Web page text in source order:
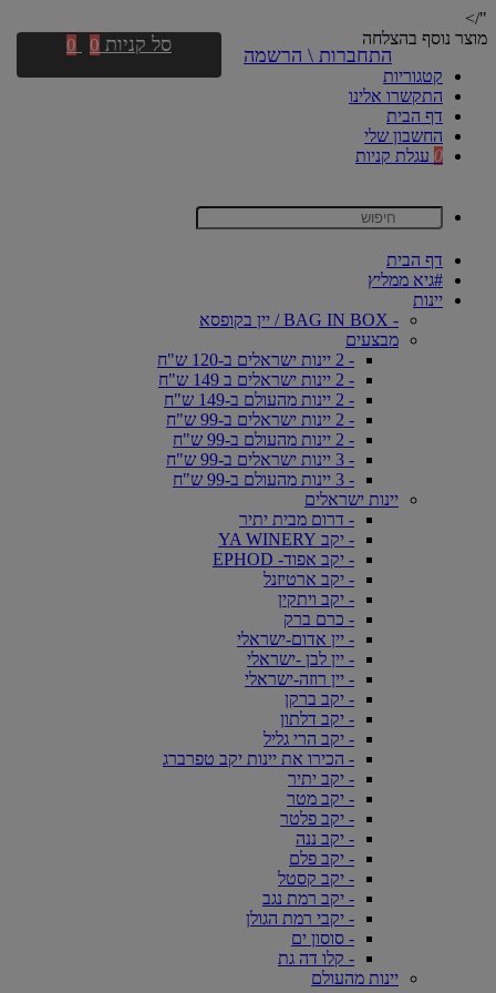
"/>
מוצר נוסף בהצלחה
קטגוריות
התקשרו אלינו
דף הבית
החשבון שלי
0 עגלת קניות
דף הבית
#גיא ממליץ
יינות
- BAG IN BOX / יין בקופסא
מבצעים
- 2 יינות ישראלים ב-120 ש"ח
- 2 יינות ישראלים ב 149 ש"ח
- 2 יינות מהעולם ב-149 ש"ח
- 2 יינות ישראלים ב-99 ש"ח
- 2 יינות מהעולם ב-99 ש"ח
- 3 יינות ישראלים ב-99 ש"ח
- 3 יינות מהעולם ב-99 ש"ח
יינות ישראלים
- דרום מבית יתיר
- יקב YA WINERY
- יקב אפוד- EPHOD
- יקב ארטיזנל
- יקב ויתקין
- כרם ברק
- יין אדום-ישראלי
- יין לבן -ישראלי
- יין רוזה-ישראלי
- יקב ברקן
- יקב דלתון
- יקב הרי גליל
- הכירו את יינות יקב טפרברג
- יקב יתיר
- יקב מטר
- יקב פלטר
- יקב ננה
- יקב פלם
- יקב קסטל
- יקב רמת נגב
- יקבי רמת הגולן
- סוסון ים
- קלו דה גת
יינות מהעולם
התחברות \ הרשמה סל קניות 0
0